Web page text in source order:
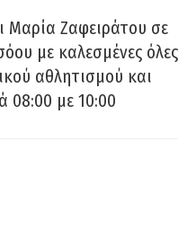
Μαρία Ζαφειράτου σε
με καλεσμένες όλες
αθλητισμού και
08:00 με 10:00